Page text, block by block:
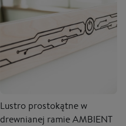
Lustro prostokątne w
drewnianej ramie AMBIENT